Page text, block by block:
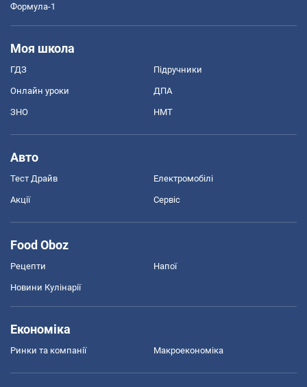
Формула-1
Моя школа
ГДЗ Підручники
Онлайн уроки ДПА
ЗНО НМТ
Авто
Тест Драйв Електромобілі
Акції Сервіс
Food Oboz
Рецепти Напої
Новини Кулінарії
Економіка
Ринки та компанії Макроекономіка